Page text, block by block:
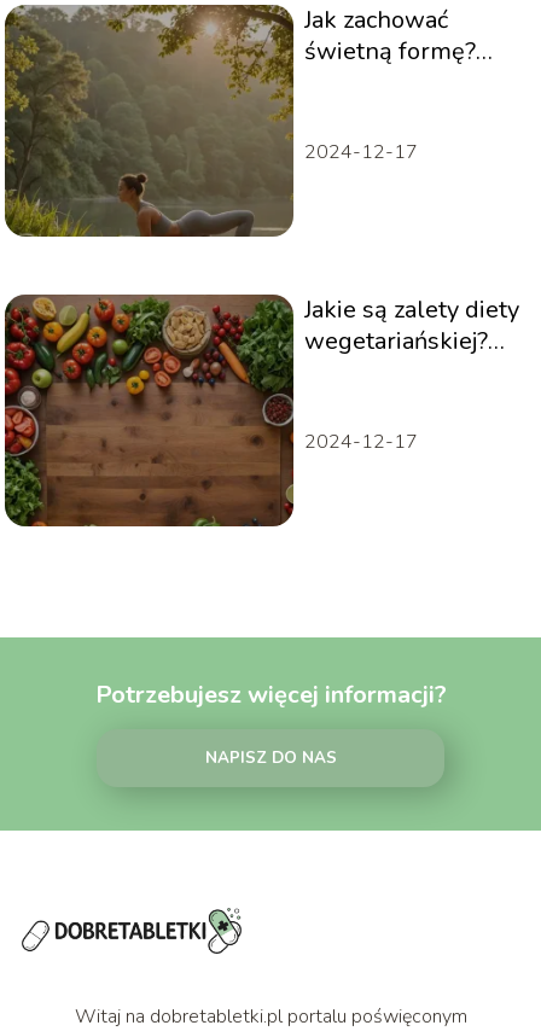
Jak zachować
świetną formę?
2024-12-17
Jakie są zalety diety
wegetariańskiej?
2024-12-17
Potrzebujesz więcej informacji?
NAPISZ DO NAS
Witaj na dobretabletki.pl portalu poświęconym